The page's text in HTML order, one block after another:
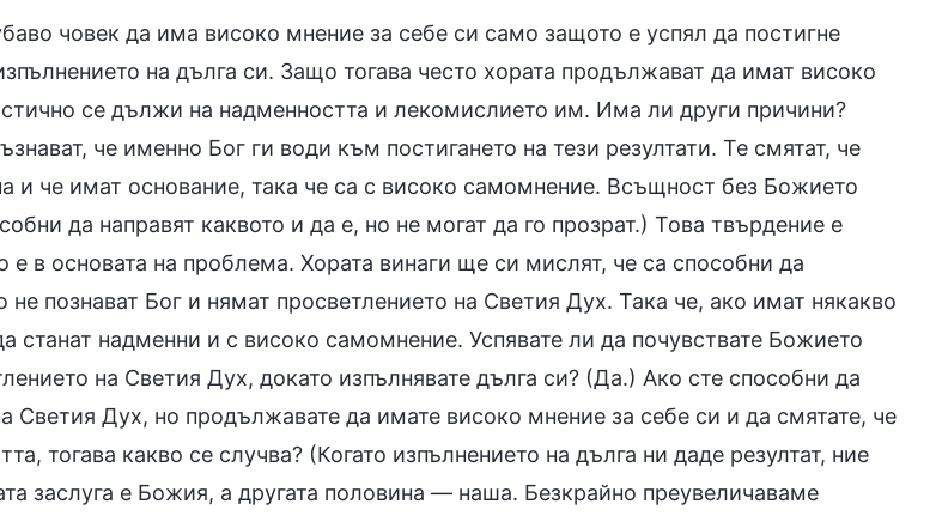
човек да има високо мнение за себе си само защото е успял да постигне
на дълга си. Защо тогава често хората продължават да имат високо
се дължи на надменността и лекомислието им. Има ли други причини?
че именно Бог ги води към постигането на тези резултати. Те смятат, че
и че имат основание, така че са с високо самомнение. Всъщност без Божието
да направят каквото и да е, но не могат да го прозрат.) Това твърдение е
е в основата на проблема. Хората винаги ще си мислят, че са способни да
не познават Бог и нямат просветлението на Светия Дух. Така че, ако имат някакво
станат надменни и с високо самомнение. Успявате ли да почувствате Божието
на Светия Дух, докато изпълнявате дълга си? (Да.) Ако сте способни да
Светия Дух, но продължавате да имате високо мнение за себе си и да смятате, че
тогава какво се случва? (Когато изпълнението на дълга ни даде резултат, ние
заслуга е Божия, а другата половина — наша. Безкрайно преувеличаваме